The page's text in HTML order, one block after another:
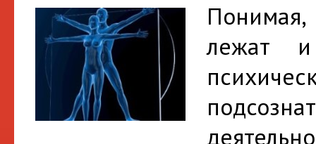
Понимая,
лежат